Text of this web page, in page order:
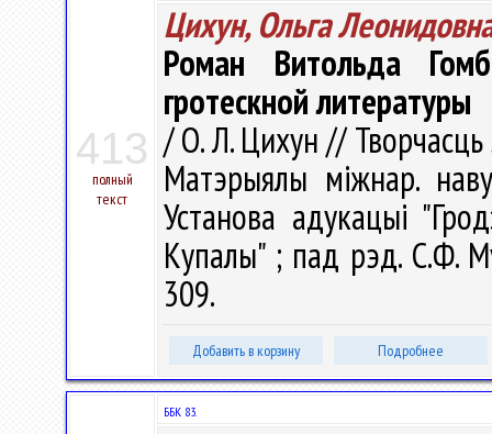
413
полный
текст
Цихун, Ольга
Роман Витольда
гротескной литературы
/ О. Л. Цихун // Творчасць
Матэрыялы міжнар.
Установа адукацыі
Купалы" ; пад рэд. С.Ф.
309.
Добавить в корзину Подробнее
ББК 83.